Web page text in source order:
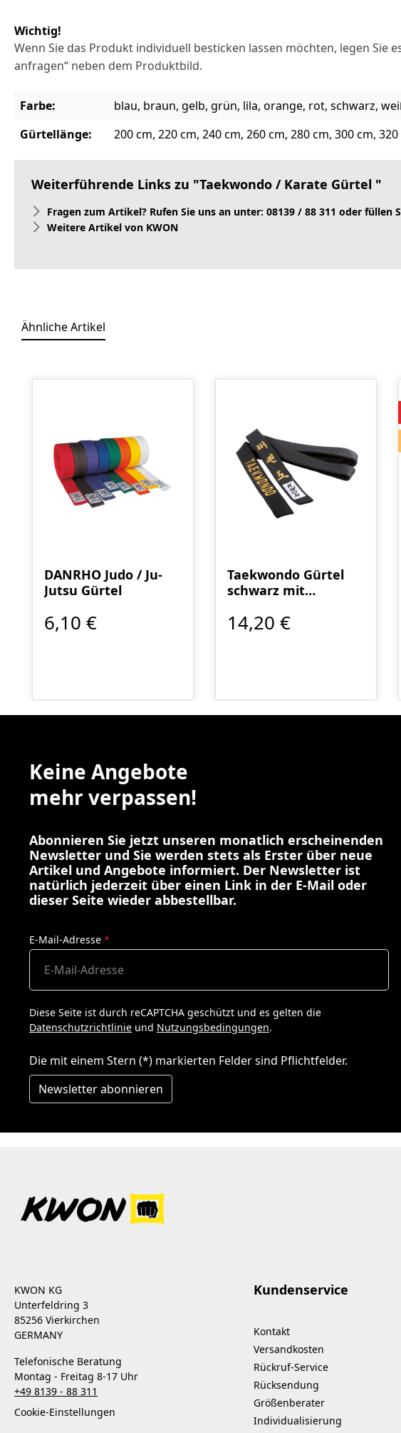
Wichtig!
Wenn Sie das Produkt individuell besticken lassen möchten, legen Sie
anfragen“ neben dem Produktbild.
Farbe:
blau, braun, gelb, grün, lila, orange, rot, schwarz,
Gürtellänge:
200 cm, 220 cm, 240 cm, 260 cm, 280 cm, 300 cm,
Weiterführende Links zu "Taekwondo / Karate Gürtel "
Fragen zum Artikel? Rufen Sie uns an unter: 08139 / 88 311 oder füllen
Weitere Artikel von KWON
Ähnliche Artikel
DANRHO Judo / Ju-
Jutsu Gürtel
6,10 €
Taekwondo Gürtel
schwarz mit
14,20 €
Keine Angebote
mehr verpassen!
Abonnieren Sie jetzt unseren monatlich erscheinenden
Newsletter und Sie werden stets als Erster über neue
Artikel und Angebote informiert. Der Newsletter ist
natürlich jederzeit über einen Link in der E-Mail oder
dieser Seite wieder abbestellbar.
E-Mail-Adresse *
Diese Seite ist durch reCAPTCHA geschützt und es gelten die
Datenschutzrichtlinie und Nutzungsbedingungen.
Die mit einem Stern (*) markierten Felder sind Pflichtfelder.
Newsletter abonnieren
KWON KG
Unterfeldring 3
85256 Vierkirchen
GERMANY
Telefonische Beratung
Montag - Freitag 8-17 Uhr
+49 8139 - 88 311
Cookie-Einstellungen
Kundenservice
Kontakt
Versandkosten
Rückruf-Service
Rücksendung
Größenberater
Individualisierung